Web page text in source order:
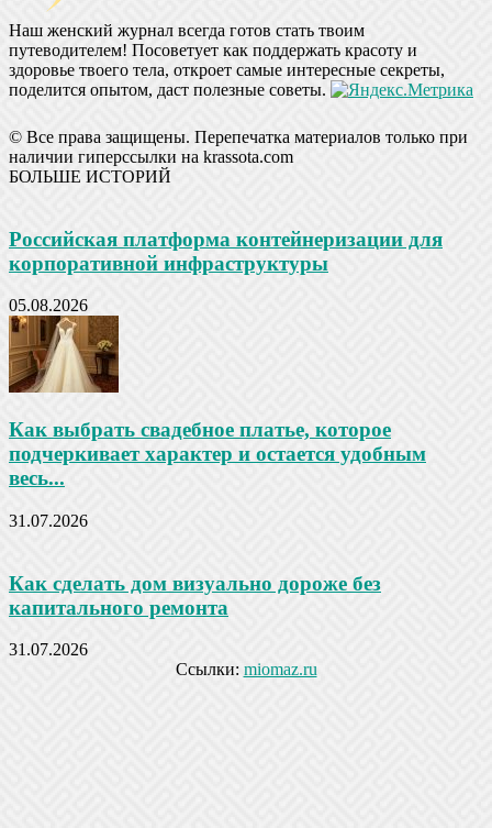
Наш женский журнал всегда готов стать твоим
путеводителем! Посоветует как поддержать красоту и
здоровье твоего тела, откроет самые интересные секреты,
поделится опытом, даст полезные советы.
© Все права защищены. Перепечатка материалов только при
наличии гиперссылки на krassota.com
БОЛЬШЕ ИСТОРИЙ
Российская платформа контейнеризации для
корпоративной инфраструктуры
05.08.2026
Как выбрать свадебное платье, которое
подчеркивает характер и остается удобным
весь...
31.07.2026
Как сделать дом визуально дороже без
капитального ремонта
31.07.2026
Ссылки: miomaz.ru